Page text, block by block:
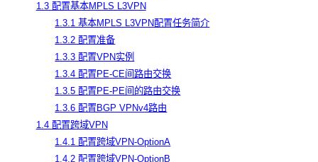
1.3 配置基本MPLS L3VPN
1.3.1 基本MPLS L3VPN配置任务简介
1.3.2 配置准备
1.3.3 配置VPN实例
1.3.4 配置PE-CE间路由交换
1.3.5 配置PE-PE间的路由交换
1.3.6 配置BGP VPNv4路由
1.4 配置跨域VPN
1.4.1 配置跨域VPN-OptionA
1.4.2 配置跨域VPN-OptionB